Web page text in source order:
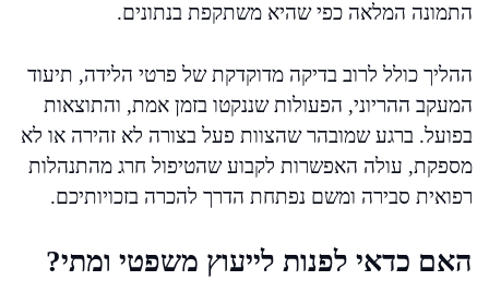
התמונה המלאה כפי שהיא משתקפת בנתונים.
ההליך כולל לרוב בדיקה מדוקדקת של פרטי הלידה, תיעוד
המעקב ההריוני, הפעולות שננקטו בזמן אמת, והתוצאות
בפועל. ברגע שמובהר שהצוות פעל בצורה לא זהירה או לא
מספקת, עולה האפשרות לקבוע שהטיפול חרג מהתנהלות
רפואית סבירה ומשם נפתחת הדרך להכרה בזכויותיכם.
האם כדאי לפנות לייעוץ משפטי ומתי?